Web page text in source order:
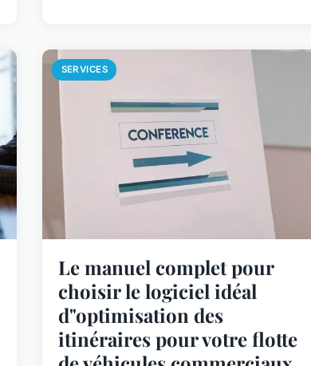
SERVICES
Le manuel complet pour
choisir le logiciel idéal
d"optimisation des
itinéraires pour votre flotte